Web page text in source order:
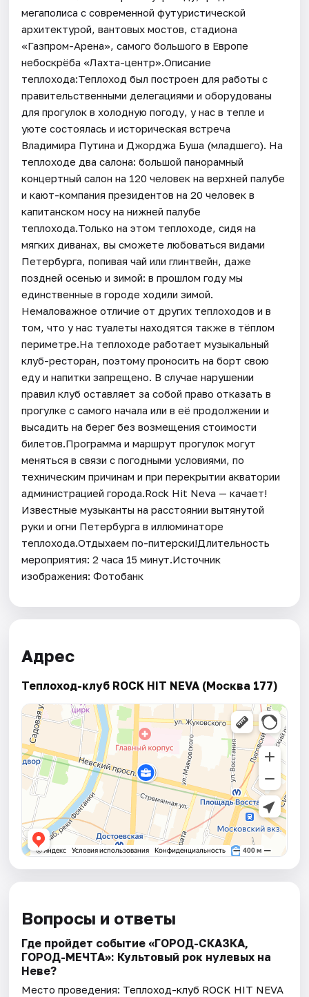
мегаполиса с современной футуристической
архитектурой, вантовых мостов, стадиона
«Газпром-Арена», самого большого в Европе
небоскрёба «Лахта-центр».Описание
теплохода:Теплоход был построен для работы с
правительственными делегациями и оборудованы
для прогулок в холодную погоду, у нас в тепле и
уюте состоялась и историческая встреча
Владимира Путина и Джорджа Буша (младшего). На
теплоходе два салона: большой панорамный
концертный салон на 120 человек на верхней палубе
и кают-компания президентов на 20 человек в
капитанском носу на нижней палубе
теплохода.Только на этом теплоходе, сидя на
мягких диванах, вы сможете любоваться видами
Петербурга, попивая чай или глинтвейн, даже
поздней осенью и зимой: в прошлом году мы
единственные в городе ходили зимой.
Немаловажное отличие от других теплоходов и в
том, что у нас туалеты находятся также в тёплом
периметре.На теплоходе работает музыкальный
клуб-ресторан, поэтому проносить на борт свою
еду и напитки запрещено. В случае нарушении
правил клуб оставляет за собой право отказать в
прогулке с самого начала или в её продолжении и
высадить на берег без возмещения стоимости
билетов.Программа и маршрут прогулок могут
меняться в связи с погодными условиями, по
техническим причинам и при перекрытии акватории
администрацией города.Rock Hit Neva — качает!
Известные музыканты на расстоянии вытянутой
руки и огни Петербурга в иллюминаторе
теплохода.Отдыхаем по-питерски!Длительность
мероприятия: 2 часа 15 минут.Источник
изображения: Фотобанк
Адрес
Теплоход-клуб ROCK HIT NEVA (Москва 177)
Вопросы и ответы
Где пройдет событие «ГОРОД-СКАЗКА,
ГОРОД-МЕЧТА»: Культовый рок нулевых на
Неве?
Место проведения: Теплоход-клуб ROCK HIT NEVA